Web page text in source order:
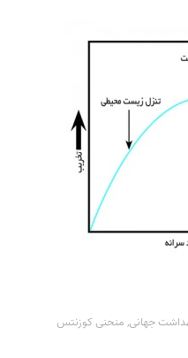
جهانی,منحنی کوزنتس